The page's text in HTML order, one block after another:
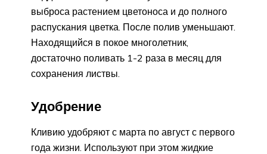
выброса растением цветоноса и до полного
распускания цветка. После полив уменьшают.
Находящийся в покое многолетник,
достаточно поливать 1-2 раза в месяц для
сохранения листвы.
Удобрение
Кливию удобряют с марта по август с первого
года жизни. Используют при этом жидкие